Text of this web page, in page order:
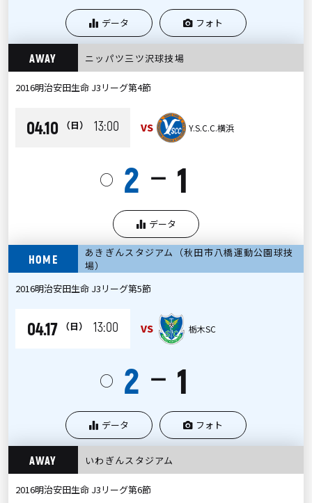
データ フォト
AWAY ニッパツ三ツ沢球技場
2016明治安田生命 J3リーグ第4節
04.10 （日） 13:00 VS Y.S.C.C.横浜
○ 2 ー 1
データ
HOME
あきぎんスタジアム（秋田市八橋運動公園球技
場）
2016明治安田生命 J3リーグ第5節
04.17 （日） 13:00 VS 栃木SC
○ 2 ー 1
データ フォト
AWAY いわぎんスタジアム
2016明治安田生命 J3リーグ第6節